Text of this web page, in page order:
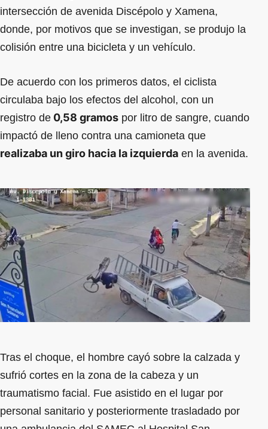
intersección de avenida Discépolo y Xamena,
donde, por motivos que se investigan, se produjo la
colisión entre una bicicleta y un vehículo.
De acuerdo con los primeros datos, el ciclista
circulaba bajo los efectos del alcohol, con un
registro de 0,58 gramos por litro de sangre, cuando
impactó de lleno contra una camioneta que
realizaba un giro hacia la izquierda en la avenida.
Tras el choque, el hombre cayó sobre la calzada y
sufrió cortes en la zona de la cabeza y un
traumatismo facial. Fue asistido en el lugar por
personal sanitario y posteriormente trasladado por